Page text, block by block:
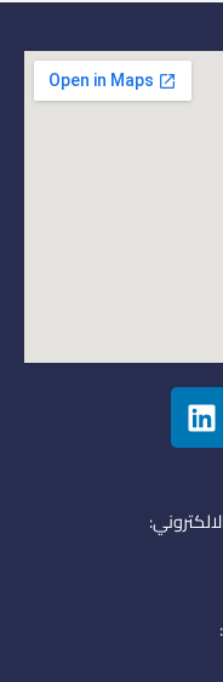
L
i
n
e
d